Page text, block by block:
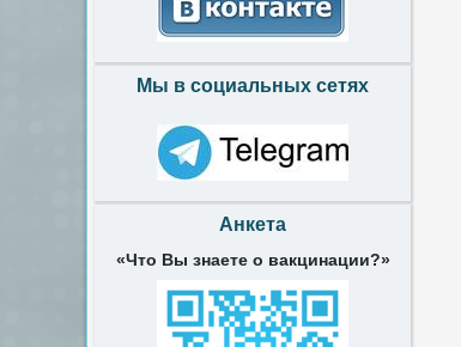
Мы в социальных сетях
Анкета
«Что Вы знаете о вакцинации?»